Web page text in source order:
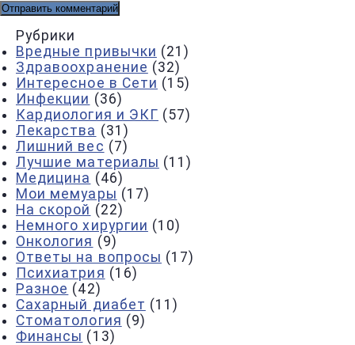
Рубрики
Вредные привычки (21)
Здравоохранение (32)
Интересное в Сети (15)
Инфекции (36)
Кардиология и ЭКГ (57)
Лекарства (31)
Лишний вес (7)
Лучшие материалы (11)
Медицина (46)
Мои мемуары (17)
На скорой (22)
Немного хирургии (10)
Онкология (9)
Ответы на вопросы (17)
Психиатрия (16)
Разное (42)
Сахарный диабет (11)
Стоматология (9)
Финансы (13)